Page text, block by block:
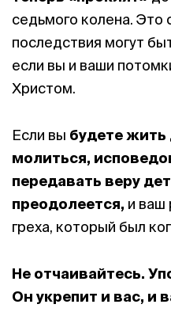
седьмого колена. Это
последствия могут
если вы и ваши
Христом.
Если вы будете
молиться,
передавать веру
преодолеется, и ваш
греха, который был
Не отчаивайтесь.
Он укрепит и вас, и